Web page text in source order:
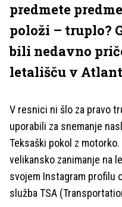
predmete
položi – truplo?
bili nedavno
letališču v
V resnici ni šlo za pravo
uporabili za snemanje
Teksaški pokol z
velikansko zanimanje na
svojem Instagram profilu
služba TSA